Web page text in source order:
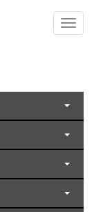
Toggle